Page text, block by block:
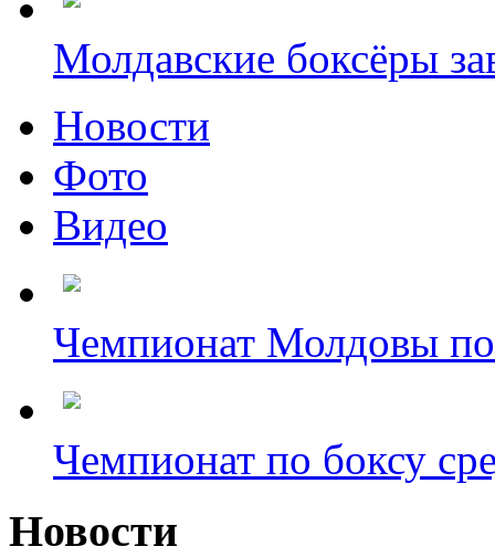
Молдавские боксёры
Новости
Фото
Видео
Чемпионат Молдовы
Чемпионат по боксу
Новости